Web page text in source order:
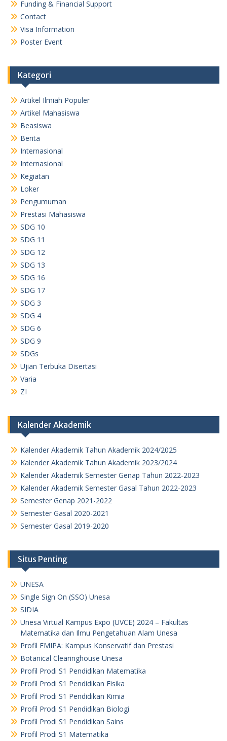
Funding & Financial Support
Contact
Visa Information
Poster Event
Kategori
Artikel Ilmiah Populer
Artikel Mahasiswa
Beasiswa
Berita
Internasional
Internasional
Kegiatan
Loker
Pengumuman
Prestasi Mahasiswa
SDG 10
SDG 11
SDG 12
SDG 13
SDG 16
SDG 17
SDG 3
SDG 4
SDG 6
SDG 9
SDGs
Ujian Terbuka Disertasi
Varia
ZI
Kalender Akademik
Kalender Akademik Tahun Akademik 2024/2025
Kalender Akademik Tahun Akademik 2023/2024
Kalender Akademik Semester Genap Tahun 2022-2023
Kalender Akademik Semester Gasal Tahun 2022-2023
Semester Genap 2021-2022
Semester Gasal 2020-2021
Semester Gasal 2019-2020
Situs Penting
UNESA
Single Sign On (SSO) Unesa
SIDIA
Unesa Virtual Kampus Expo (UVCE) 2024 – Fakultas
Matematika dan Ilmu Pengetahuan Alam Unesa
Profil FMIPA: Kampus Konservatif dan Prestasi
Botanical Clearinghouse Unesa
Profil Prodi S1 Pendidikan Matematika
Profil Prodi S1 Pendidikan Fisika
Profil Prodi S1 Pendidikan Kimia
Profil Prodi S1 Pendidikan Biologi
Profil Prodi S1 Pendidikan Sains
Profil Prodi S1 Matematika